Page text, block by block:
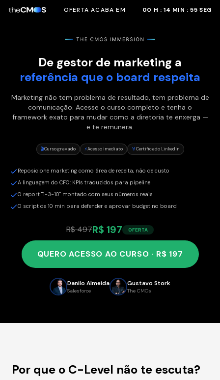
OFERTA ACABA EM 00H : 14MIN : 54 SEG
De gestor de marketing a
referência que o board respeita
Marketing não tem problema de resultado, tem problema de
comunicação. Acesse o curso completo e tenha o
framework exato para mudar como a diretoria te enxerga —
e te remunera.
🎬Curso gravado ⚡Acesso imediato 🏅Certificado LinkedIn
Reposicione marketing como área de receita, não de custo
A linguagem do CFO: KPIs traduzidos para pipeline
O report "1-3-10" montado com seus números reais
O script de 10 min para defender e aprovar budget no board
R$ 497R$ 197 OFERTA
QUERO ACESSO AO CURSO · R$ 197
Danilo Almeida
Salesforce
Gustavo Stork
The CMOs
Por que o C-Level não te escuta?